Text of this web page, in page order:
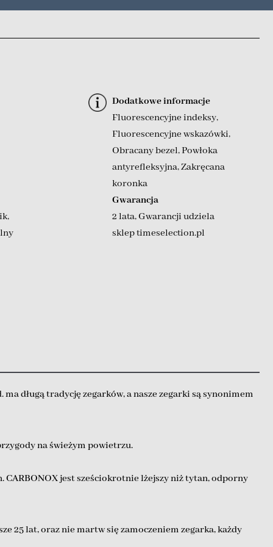
,
Dodatkowe informacje
Fluorescencyjne indeksy,
Fluorescencyjne wskazówki,
Obracany bezel,Powłoka
antyrefleksyjna,Zakręcana
koronka
Gwarancja
2 lata, Gwarancji udziela
sklep timeselection.pl
długą tradycję zegarków, a nasze zegarki są synonimem
na świeżym powietrzu.
jest sześciokrotnie lżejszy niż tytan, odporny
25 lat, oraz nie martw się zamoczeniem zegarka, każdy